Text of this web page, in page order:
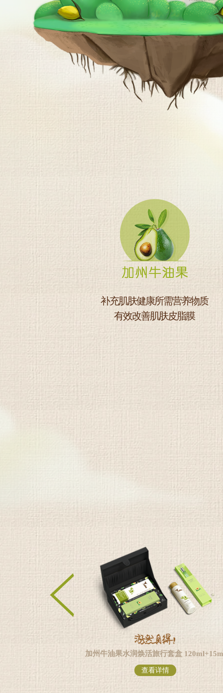
补充肌肤健康所需营养物质
有效改善肌肤皮脂膜
加州牛油果水润缤纷旅行套盒
查看详情